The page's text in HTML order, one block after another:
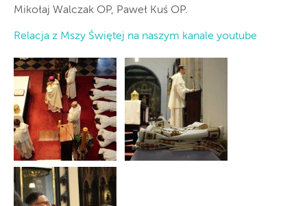
Mikołaj Walczak OP, Paweł Kuś OP.
Relacja z Mszy Świętej na naszym kanale youtube